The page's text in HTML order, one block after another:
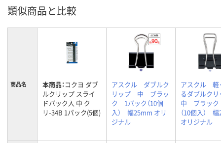
類似商品と比較
商品名 本商品：コクヨ ダブ
ルクリップ スライ
ドパック入 中 ク
リ-34B 1パック(5個)
アスクル ダブルク
リップ 中 ブラッ
ク 1パック（10個
入） 幅25mm オリ
ジナル
アスクル 軽
るダブルク
中 ブラッ
（10個入）
オリジナル